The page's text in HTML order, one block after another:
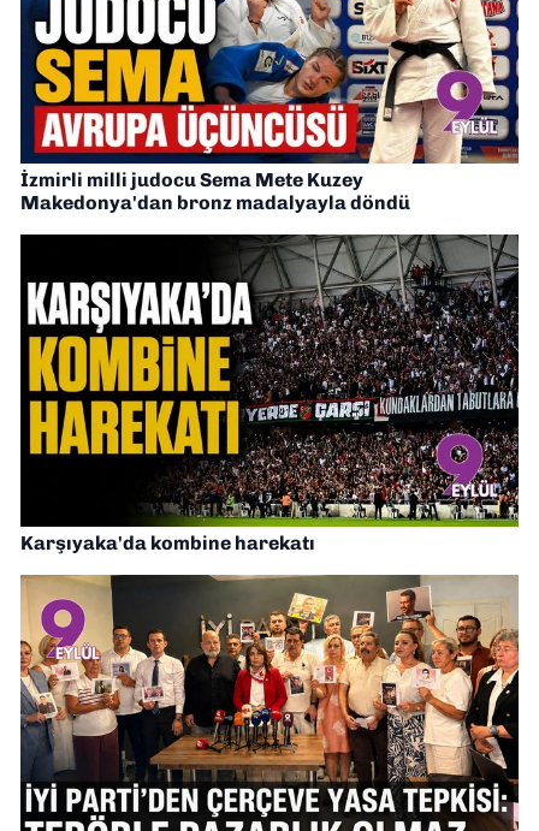
İzmirli milli judocu Sema Mete Kuzey
Makedonya'dan bronz madalyayla döndü
Karşıyaka'da kombine harekatı